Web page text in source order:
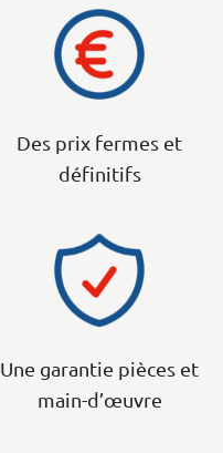
Des prix fermes et
définitifs
Une garantie pièces et
main-d’œuvre